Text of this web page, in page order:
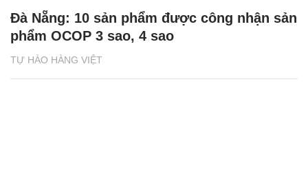
TỰ HÀO HÀNG VIỆT
Đà Nẵng: 10 sản phẩm được công nhận sản
phẩm OCOP 3 sao, 4 sao